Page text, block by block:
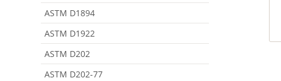
ASTM D1894
ASTM D1922
ASTM D202
ASTM D202-77